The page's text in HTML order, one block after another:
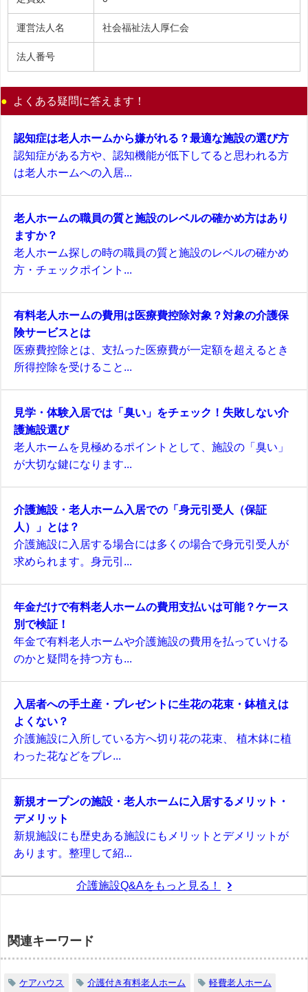
運営法人名 社会福祉法人厚仁会
法人番号
よくある疑問に答えます！
認知症は老人ホームから嫌がれる？最適な施設の選び方
認知症がある方や、認知機能が低下してると思われる方
は老人ホームへの入居...
老人ホームの職員の質と施設のレベルの確かめ方はあり
ますか？
老人ホーム探しの時の職員の質と施設のレベルの確かめ
方・チェックポイント...
有料老人ホームの費用は医療費控除対象？対象の介護保
険サービスとは
医療費控除とは、支払った医療費が一定額を超えるとき
所得控除を受けること...
見学・体験入居では「臭い」をチェック！失敗しない介
護施設選び
老人ホームを見極めるポイントとして、施設の「臭い」
が大切な鍵になります...
介護施設・老人ホーム入居での「身元引受人（保証
人）」とは？
介護施設に入居する場合には多くの場合で身元引受人が
求められます。身元引...
年金だけで有料老人ホームの費用支払いは可能？ケース
別で検証！
年金で有料老人ホームや介護施設の費用を払っていける
のかと疑問を持つ方も...
入居者への手土産・プレゼントに生花の花束・鉢植えは
よくない？
介護施設に入所している方へ切り花の花束、 植木鉢に植
わった花などをプレ...
新規オープンの施設・老人ホームに入居するメリット・
デメリット
新規施設にも歴史ある施設にもメリットとデメリットが
あります。整理して紹...
介護施設Q&Aをもっと見る！
関連キーワード
ケアハウス 介護付き有料老人ホーム 軽費老人ホーム